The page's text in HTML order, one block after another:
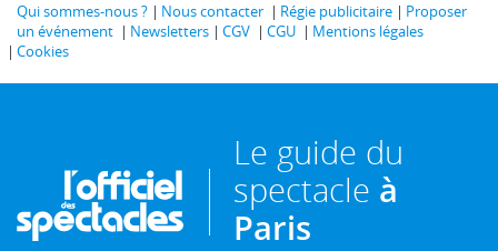
Qui sommes-nous ? Nous contacter Régie publicitaire
Proposer
un événement
Newsletters CGV CGU
Mentions légales
Cookies
Le guide du
spectacle à
Paris